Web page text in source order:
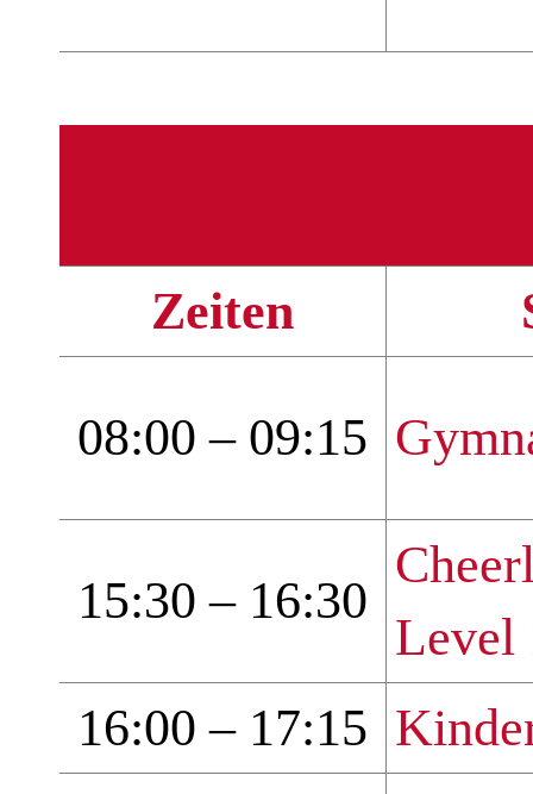
Zeiten
08:00 – 09:15
15:30 – 16:30
Level
16:00 – 17:15